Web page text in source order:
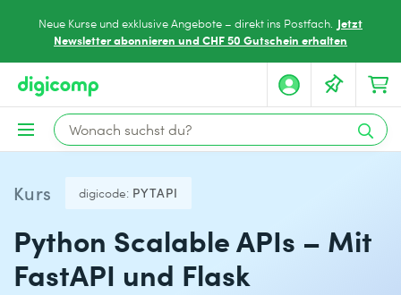
Neue Kurse und exklusive Angebote – direkt ins Postfach. Jetzt
Newsletter abonnieren und CHF 50 Gutschein erhalten
Kurs digicode: PYTAPI
Python Scalable APIs – Mit
FastAPI und Flask